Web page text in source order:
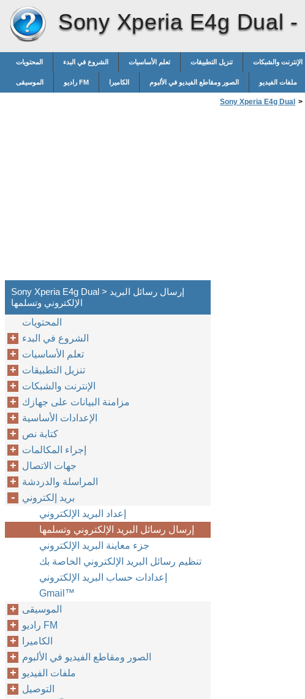
Sony Xperia E4g Dual -
المحتويات الشروع في البدء تعلم الأساسيات تنزيل التطبيقات الإنترنت والشبكات
الموسيقى راديو FM الكاميرا الصور ومقاطع الفيديو في الألبوم ملفات الفيديو
Sony Xperia E4g Dual >
Sony Xperia E4g Dual > إرسال رسائل البريد
الإلكتروني وتسلمها
المحتويات
الشروع في البدء
تعلم الأساسيات
تنزيل التطبيقات
الإنترنت والشبكات
مزامنة البيانات على جهازك
الإعدادات الأساسية
كتابة نص
إجراء المكالمات
جهات الاتصال
المراسلة والدردشة
بريد إلكتروني
إعداد البريد الإلكتروني
إرسال رسائل البريد الإلكتروني وتسلمها
جزء معاينة البريد الإلكتروني
تنظيم رسائل البريد الإلكتروني الخاصة بك
إعدادات حساب البريد الإلكتروني
Gmail™‎
الموسيقى
راديو FM
الكاميرا
الصور ومقاطع الفيديو في الألبوم
ملفات الفيديو
التوصيل